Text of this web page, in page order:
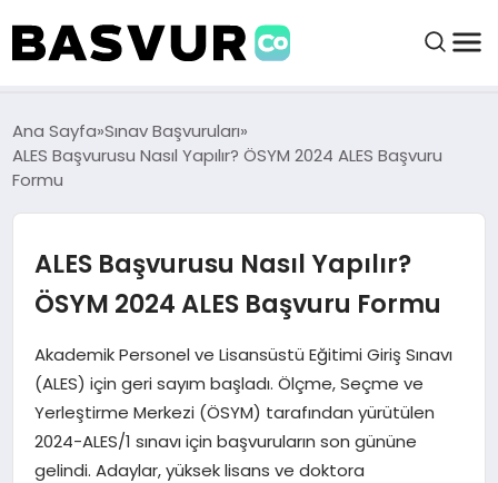
BAŞVURULAR
BAYILIKLER
HABERLER
KRIPTO HABER
Ana Sayfa Sınav Başvuruları
ALES Başvurusu Nasıl Yapılır? ÖSYM 2024 ALES Başvuru
Formu
ALES Başvurusu Nasıl Yapılır?
ÖSYM 2024 ALES Başvuru Formu
Akademik Personel ve Lisansüstü Eğitimi Giriş Sınavı
(ALES) için geri sayım başladı. Ölçme, Seçme ve
Yerleştirme Merkezi (ÖSYM) tarafından yürütülen
2024-ALES/1 sınavı için başvuruların son gününe
gelindi. Adaylar, yüksek lisans ve doktora